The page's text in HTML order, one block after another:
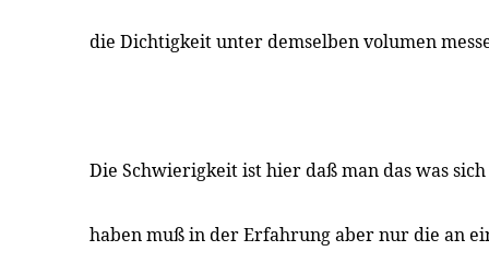
die Dichtigkeit unter demselben volumen
Die Schwierigkeit ist hier daß man das was
haben muß in der Erfahrung aber nur die an